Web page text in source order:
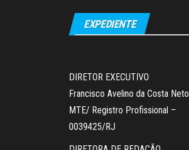
EXPEDIENTE
DIRETOR EXECUTIVO
Francisco Avelino da Costa Neto
MTE/ Registro Profissional –
0039425/RJ